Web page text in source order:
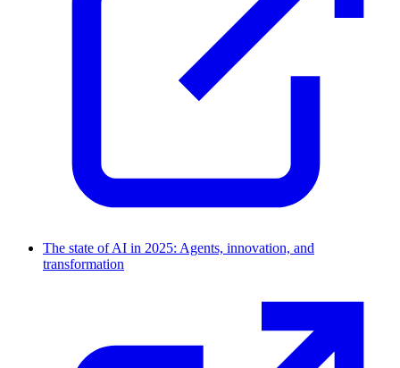
The state of AI in 2025: Agents, innovation, and
transformation